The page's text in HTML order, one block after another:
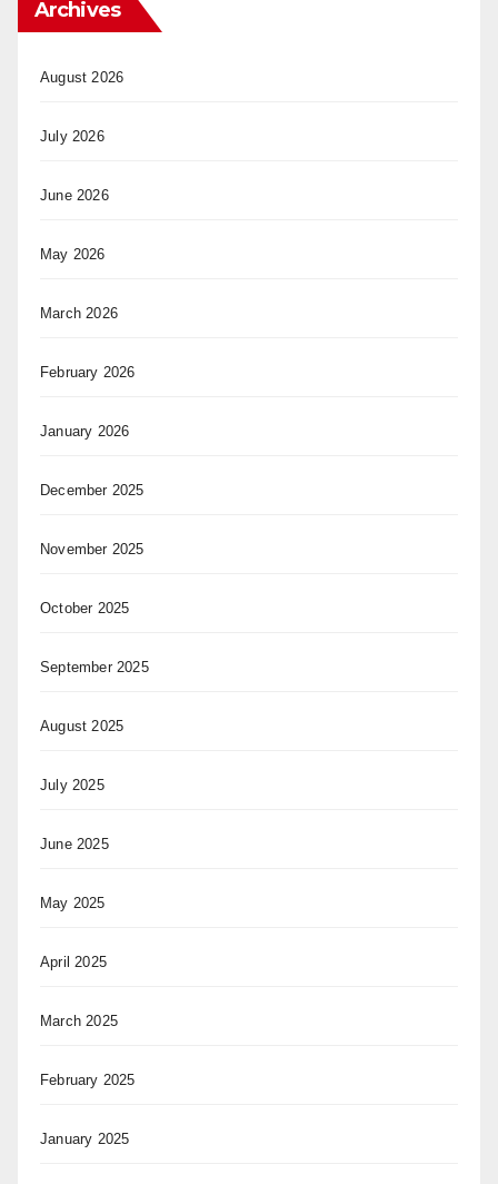
Archives
August 2026
July 2026
June 2026
May 2026
March 2026
February 2026
January 2026
December 2025
November 2025
October 2025
September 2025
August 2025
July 2025
June 2025
May 2025
April 2025
March 2025
February 2025
January 2025